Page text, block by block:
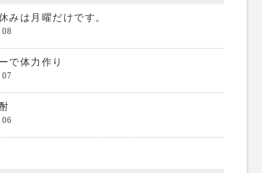
みは月曜だけです。
で体力作り